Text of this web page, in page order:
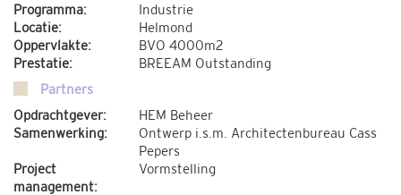
Programma:
Industrie
Locatie:
Helmond
Oppervlakte:
BVO 4000m2
Prestatie:
BREEAM Outstanding
Partners
Opdrachtgever:
HEM Beheer
Samenwerking:
Ontwerp i.s.m. Architectenbureau Cass
Pepers
Project
management:
Vormstelling